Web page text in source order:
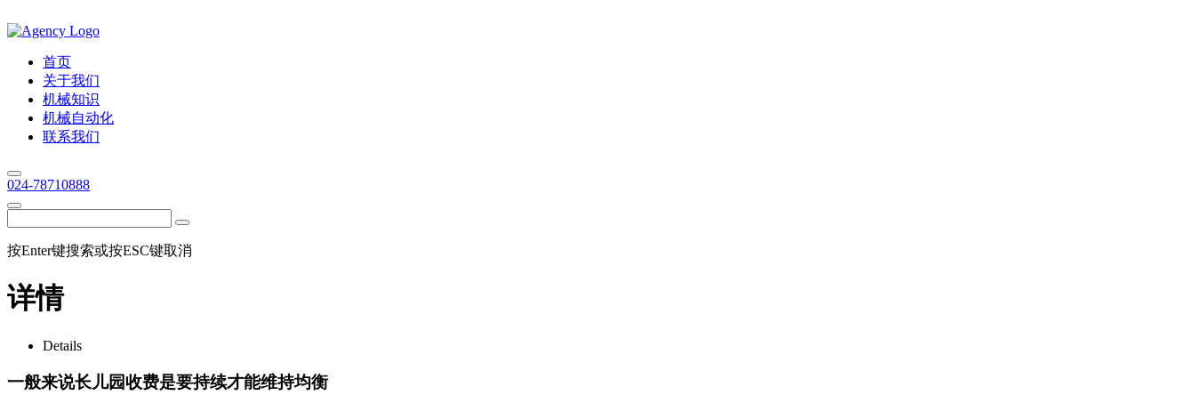
首页
关于我们
机械知识
机械自动化
联系我们
024-78710888
按Enter键搜索或按ESC键取消
详情
Details
一般来说长儿园收费是要持续才能维持均衡